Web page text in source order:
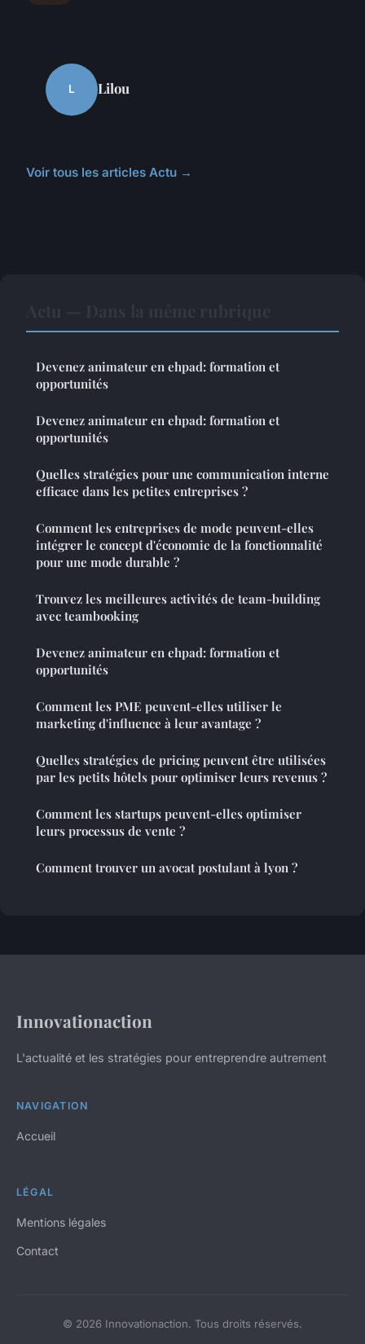
L Lilou
Voir tous les articles Actu →
Devenez animateur en ehpad: formation et
opportunités
Devenez animateur en ehpad: formation et
opportunités
Quelles stratégies pour une communication interne
efficace dans les petites entreprises ?
Comment les entreprises de mode peuvent-elles
intégrer le concept d'économie de la fonctionnalité
pour une mode durable ?
Trouvez les meilleures activités de team-building
avec teambooking
Devenez animateur en ehpad: formation et
opportunités
Comment les PME peuvent-elles utiliser le
marketing d'influence à leur avantage ?
Quelles stratégies de pricing peuvent être utilisées
par les petits hôtels pour optimiser leurs revenus ?
Comment les startups peuvent-elles optimiser
leurs processus de vente ?
Comment trouver un avocat postulant à lyon ?
Innovationaction
L'actualité et les stratégies pour entreprendre autrement
NAVIGATION
Accueil
LÉGAL
Mentions légales
Contact
© 2026 Innovationaction. Tous droits réservés.